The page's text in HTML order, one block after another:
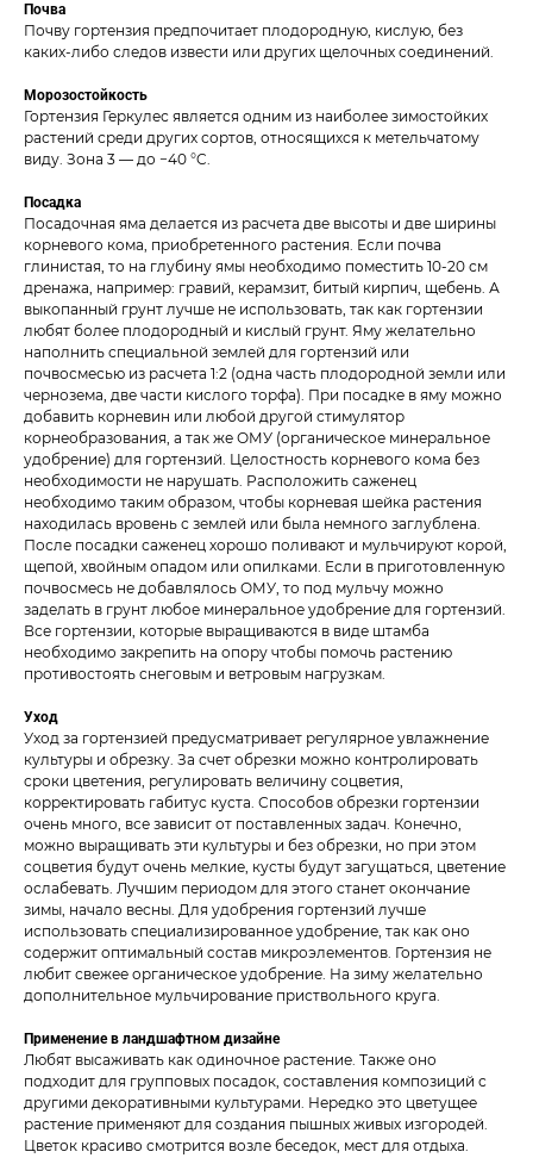
Почва
Почву гортензия предпочитает плодородную, кислую, без
каких-либо следов извести или других щелочных соединений.
Морозостойкость
Гортензия Геркулес является одним из наиболее зимостойких
растений среди других сортов, относящихся к метельчатому
виду. Зона 3 — до −40 °C.
Посадка
Посадочная яма делается из расчета две высоты и две ширины
корневого кома, приобретенного растения. Если почва
глинистая, то на глубину ямы необходимо поместить 10-20 см
дренажа, например: гравий, керамзит, битый кирпич, щебень. А
выкопанный грунт лучше не использовать, так как гортензии
любят более плодородный и кислый грунт. Яму желательно
наполнить специальной землей для гортензий или
почвосмесью из расчета 1:2 (одна часть плодородной земли или
чернозема, две части кислого торфа). При посадке в яму можно
добавить корневин или любой другой стимулятор
корнеобразования, а так же ОМУ (органическое минеральное
удобрение) для гортензий. Целостность корневого кома без
необходимости не нарушать. Расположить саженец
необходимо таким образом, чтобы корневая шейка растения
находилась вровень с землей или была немного заглублена.
После посадки саженец хорошо поливают и мульчируют корой,
щепой, хвойным опадом или опилками. Если в приготовленную
почвосмесь не добавлялось ОМУ, то под мульчу можно
заделать в грунт любое минеральное удобрение для гортензий.
Все гортензии, которые выращиваются в виде штамба
необходимо закрепить на опору чтобы помочь растению
противостоять снеговым и ветровым нагрузкам.
Уход
Уход за гортензией предусматривает регулярное увлажнение
культуры и обрезку. За счет обрезки можно контролировать
сроки цветения, регулировать величину соцветия,
корректировать габитус куста. Способов обрезки гортензии
очень много, все зависит от поставленных задач. Конечно,
можно выращивать эти культуры и без обрезки, но при этом
соцветия будут очень мелкие, кусты будут загущаться, цветение
ослабевать. Лучшим периодом для этого станет окончание
зимы, начало весны. Для удобрения гортензий лучше
использовать специализированное удобрение, так как оно
содержит оптимальный состав микроэлементов. Гортензия не
любит свежее органическое удобрение. На зиму желательно
дополнительное мульчирование приствольного круга.
Применение в ландшафтном дизайне
Любят высаживать как одиночное растение. Также оно
подходит для групповых посадок, составления композиций с
другими декоративными культурами. Нередко это цветущее
растение применяют для создания пышных живых изгородей.
Цветок красиво смотрится возле беседок, мест для отдыха.